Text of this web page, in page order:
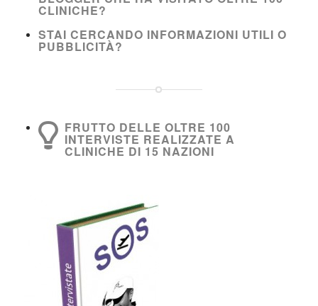
CLINICHE?
STAI CERCANDO INFORMAZIONI UTILI O
PUBBLICITÀ?
FRUTTO DELLE OLTRE 100
INTERVISTE REALIZZATE A
CLINICHE DI 15 NAZIONI